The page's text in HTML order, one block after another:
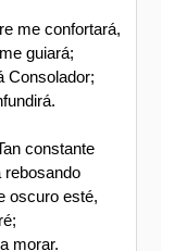
me confortará,
guiará;
Consolador;
constante
rebosando
oscuro esté,
morar.